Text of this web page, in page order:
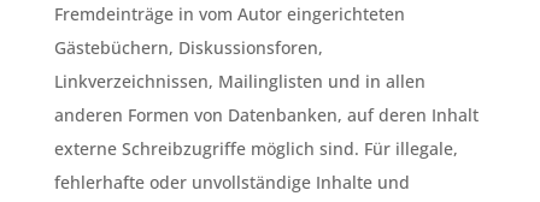
Fremdeinträge in vom Autor eingerichteten
Gästebüchern, Diskussionsforen,
Linkverzeichnissen, Mailinglisten und in allen
anderen Formen von Datenbanken, auf deren Inhalt
externe Schreibzugriffe möglich sind. Für illegale,
fehlerhafte oder unvollständige Inhalte und